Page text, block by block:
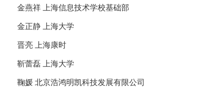
金燕祥 上海信息技术学校基础部
金正静 上海大学
晋亮 上海康时
靳蕾磊 上海大学
鞠媛 北京浩鸿明凯科技发展有限公司